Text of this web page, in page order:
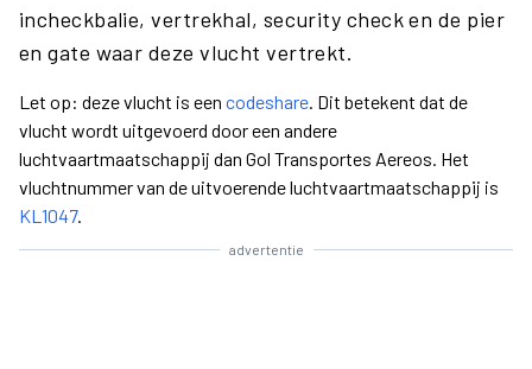
incheckbalie, vertrekhal, security check en de pier
en gate waar deze vlucht vertrekt.
Let op: deze vlucht is een codeshare. Dit betekent dat de
vlucht wordt uitgevoerd door een andere
luchtvaartmaatschappij dan Gol Transportes Aereos. Het
vluchtnummer van de uitvoerende luchtvaartmaatschappij is
KL1047.
advertentie